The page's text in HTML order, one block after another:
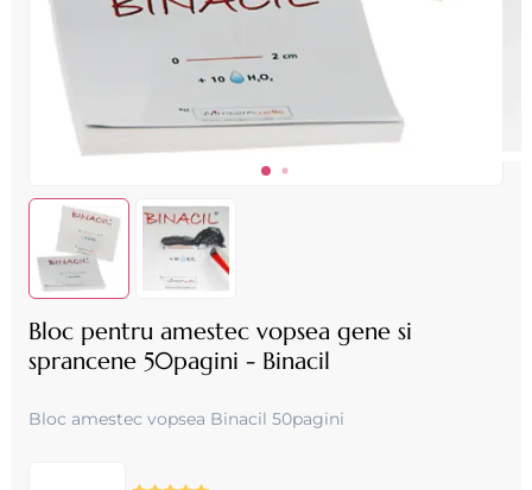
Bloc pentru amestec vopsea gene si
sprancene 50pagini - Binacil
Bloc amestec vopsea Binacil 50pagini